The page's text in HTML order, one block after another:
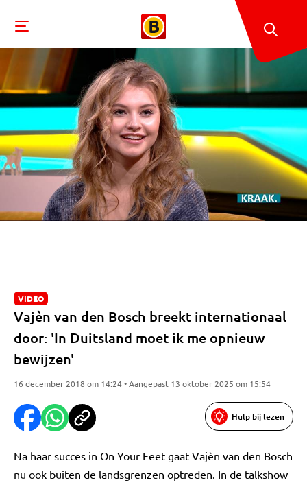
VIDEO
Vajèn van den Bosch breekt internationaal
door: 'In Duitsland moet ik me opnieuw
bewijzen'
16 december 2018 om 14:24 • Aangepast 13 oktober 2025 om 15:54
Hulp bij lezen
Na haar succes in On Your Feet gaat Vajèn van den Bosch
nu ook buiten de landsgrenzen optreden. In de talkshow